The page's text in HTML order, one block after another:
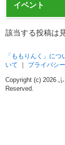
イベント
該当する投稿は
「ももりんく」につ
いて
プライバシ
Copyright (c) 2026
Reserved.